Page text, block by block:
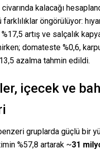
civarında kalacağı
öngörülüyor:
artış ve salçalık
domateste %0,6,
azalma tahmin edildi.
içecek ve
gruplarda güçlü bir
%57,8 artarak ~31